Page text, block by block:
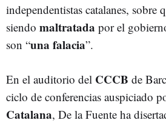
independentistas catalanes, sobre
siendo maltratada por el
son “una falacia”.
En el auditorio del CCCB de
ciclo de conferencias auspiciado
Catalana, De la Fuente ha